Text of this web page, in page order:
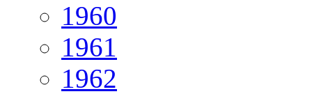
1960
1961
1962